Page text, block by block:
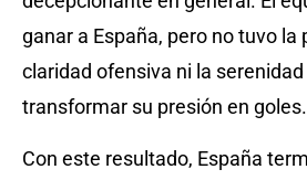
ganar a España, pero no tuvo la
claridad ofensiva ni la
transformar su presión en goles.
Con este resultado, España